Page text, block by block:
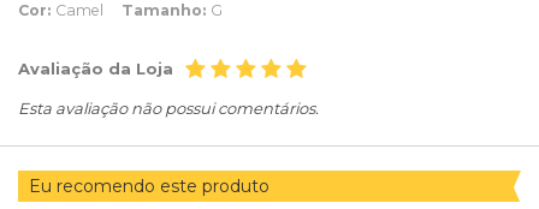
Cor: Camel Tamanho: G
Avaliação da Loja
Esta avaliação não possui comentários.
Eu recomendo este produto